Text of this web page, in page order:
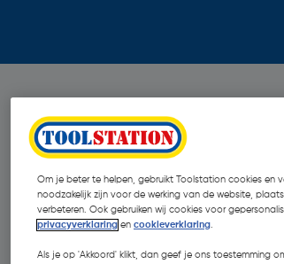
Om je beter te helpen, gebruikt Toolstation cookies en
noodzakelijk zijn voor de werking van de website,
verbeteren. Ook gebruiken wij cookies voor
privacyverklaring en cookieverklaring.
Als je op 'Akkoord' klikt, dan geef je ons toestemming